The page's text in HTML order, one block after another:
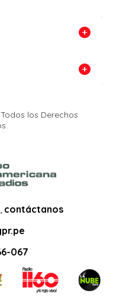
los Derechos
contáctanos
067